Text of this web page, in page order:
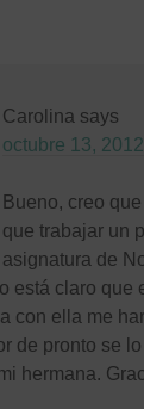
Carolina says
octubre 13,
Bueno, creo
que trabajar un
asignatura de
está claro que
con ella me
de pronto se lo
hermana.